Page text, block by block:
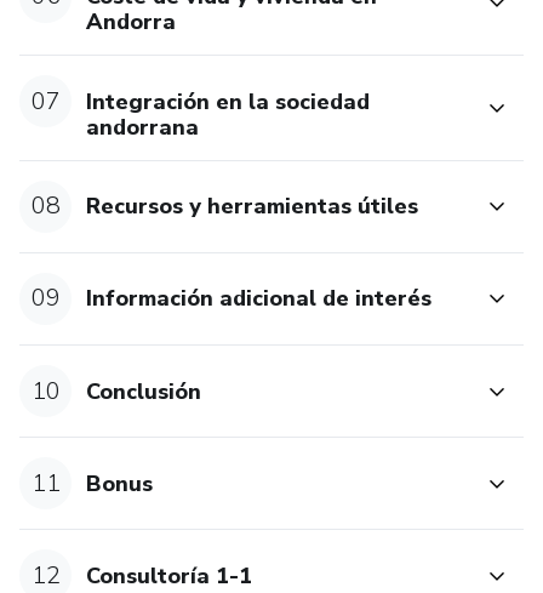
Andorra
07
Integración en la sociedad
andorrana
08 Recursos y herramientas útiles
09 Información adicional de interés
10 Conclusión
11 Bonus
12 Consultoría 1-1